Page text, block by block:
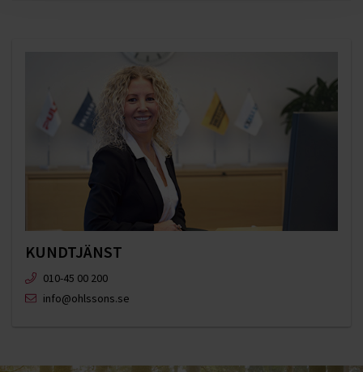
KUNDTJÄNST
010-45 00 200​
info@ohlssons.se